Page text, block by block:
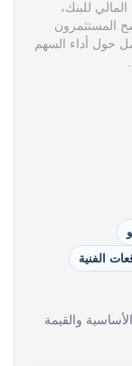
للبنك،
المستثمرون
حول أداء السهم
الفنية
والقيمة